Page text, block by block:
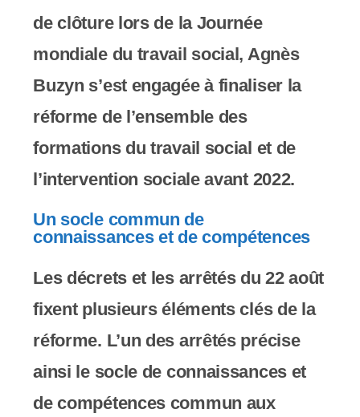
de clôture lors de la Journée
mondiale du travail social, Agnès
Buzyn s’est engagée à finaliser la
réforme de l’ensemble des
formations du travail social et de
l’intervention sociale avant 2022.
Un socle commun de
connaissances et de compétences
Les décrets et les arrêtés du 22 août
fixent plusieurs éléments clés de la
réforme. L’un des arrêtés précise
ainsi le socle de connaissances et
de compétences commun aux